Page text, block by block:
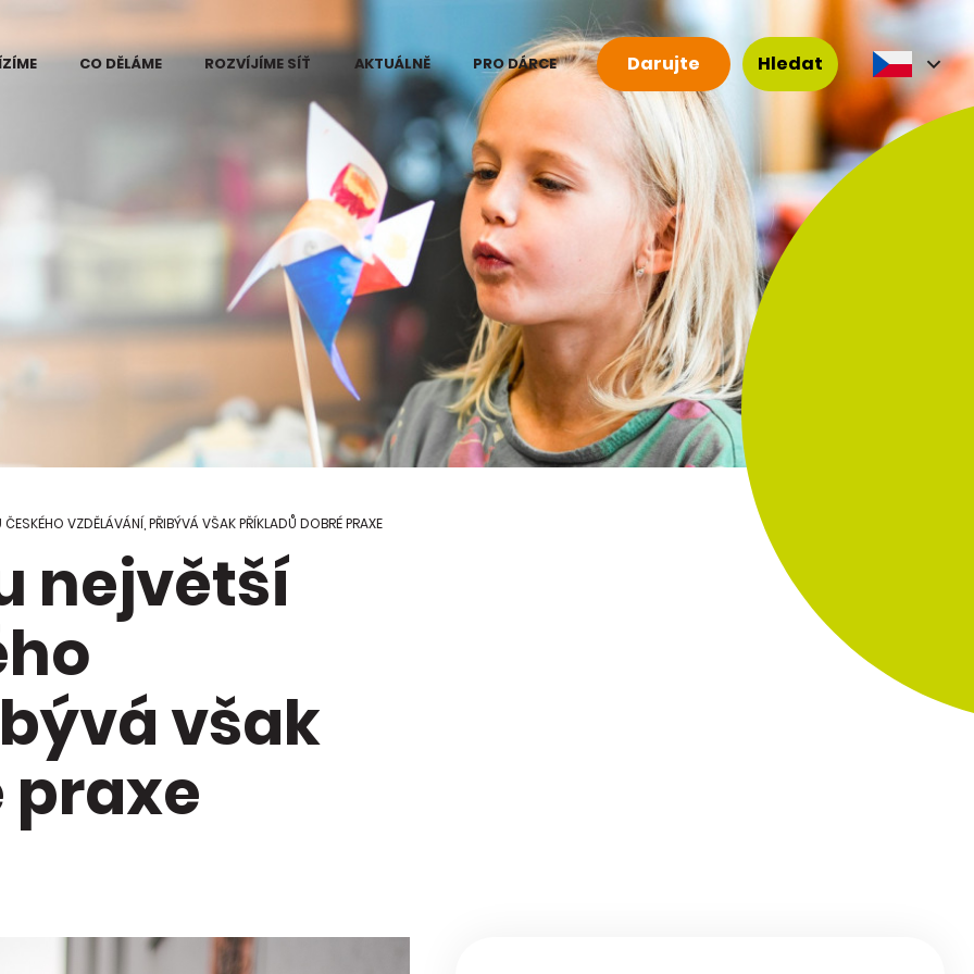
pilotního
Eduzměna
informace
škol
Mapa
CO DĚLÁME
Kde vidíme problém
Projekt Eduzměna
Co děláme na
Kutnohorsku
Šumpersko-
Zábřežsku
Měníme postoj ke
Koordinace dárců
ROZVÍJÍME SÍŤ AKTUÁLNĚ PRO DÁRCE Darujte Hledat
VZDĚLÁVÁNÍ, PŘIBÝVÁ VŠAK PŘÍKLADŮ DOBRÉ PRAXE
největší
však